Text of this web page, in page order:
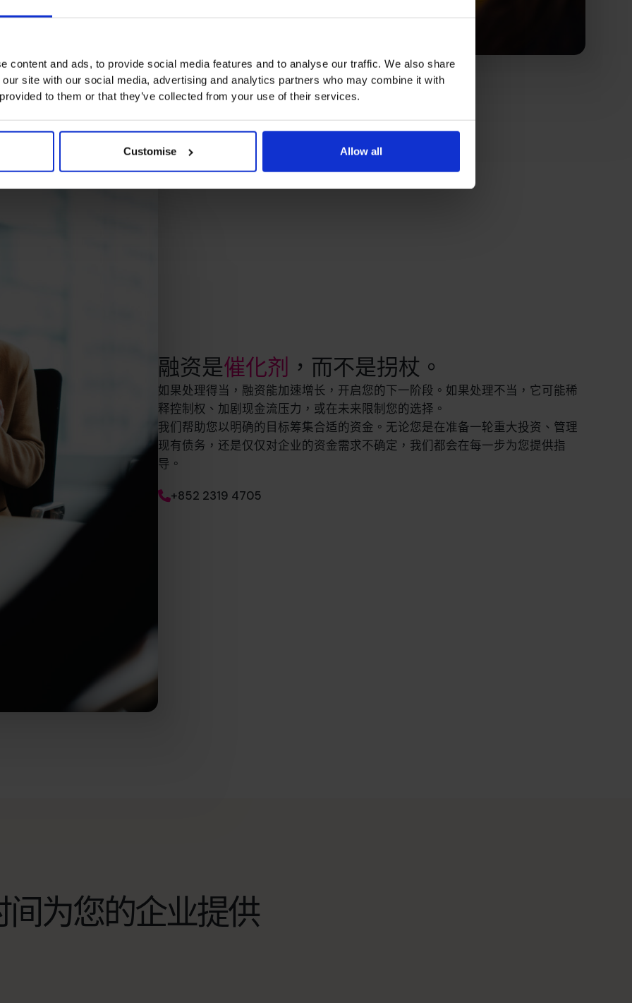
content and ads, to provide social media features and to analyse our traffic. We also share
site with our social media, advertising and analytics partners who may combine it with
to them or that they’ve collected from your use of their services.
Customise Allow all
融资是催化剂 ，而不是拐杖。
如果处理得当，融资能加速增长，开启您的下一阶段。如果处理不当，它可能稀
释控制权、加剧现金流压力，或在未来限制您的选择。
我们帮助您以明确的目标筹集合适的资金。无论您是在准备一轮重大投资、管理
现有债务，还是仅仅对企业的资金需求不确定，我们都会在每一步为您提供指
导。
+852 2319 4705
为您的企业提供